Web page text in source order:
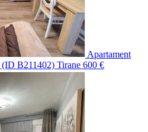
Apartament
B211402) Tirane 600 €